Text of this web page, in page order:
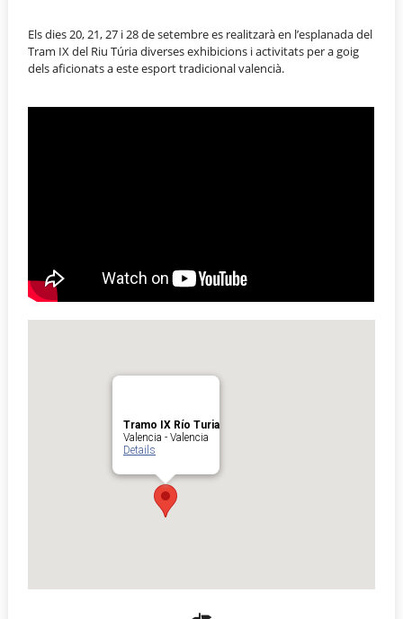
Els dies 20, 21, 27 i 28 de setembre es realitzarà en l’esplanada del
Tram IX del Riu Túria diverses exhibicions i activitats per a goig
dels aficionats a este esport tradicional valencià.
Tramo IX Río Turia
Valencia - Valencia
Details